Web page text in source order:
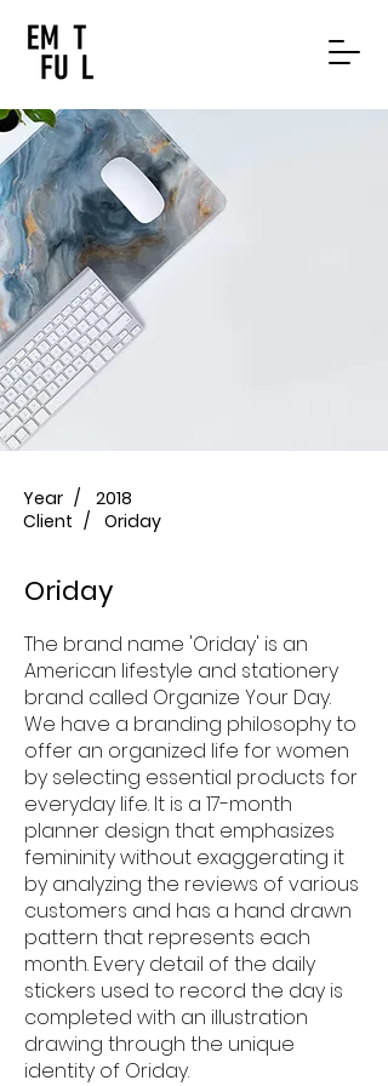
Year /
2018
Client / Oriday
Oriday
The brand name 'Oriday' is an
American lifestyle and stationery
brand called Organize Your Day.
We have a branding philosophy to
offer an organized life for women
by selecting essential products for
everyday life. It is a 17-month
planner design that emphasizes
femininity without exaggerating it
by analyzing the reviews of various
customers and has a hand drawn
pattern that represents each
month. Every detail of the daily
stickers used to record the day is
completed with an illustration
drawing through the unique
identity of Oriday.